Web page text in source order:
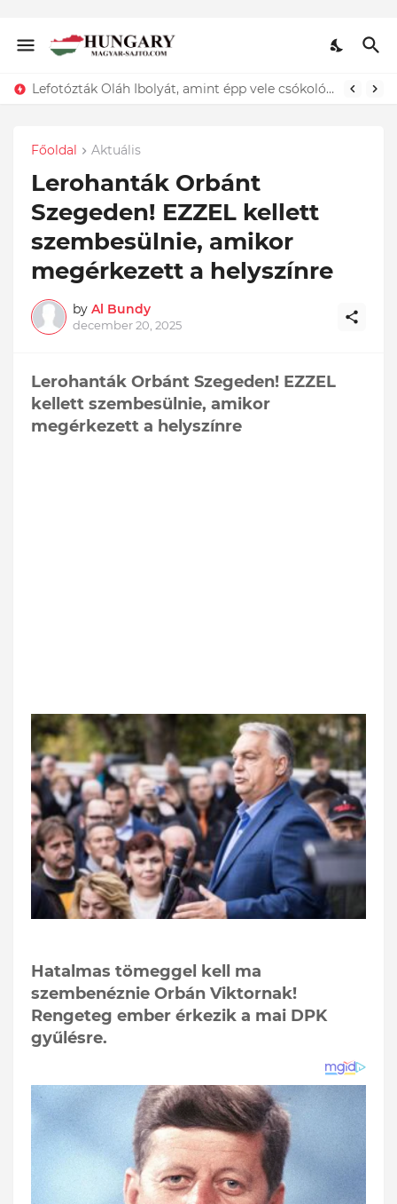
ÍGY búcsúzik szerelmétől! Hadas Kriszta férje EZT tette közzé
Főoldal Aktuális
Lerohanták Orbánt
Szegeden! EZZEL kellett
szembesülnie, amikor
megérkezett a helyszínre
by Al Bundy
december 20, 2025
Lerohanták Orbánt Szegeden! EZZEL
kellett szembesülnie, amikor
megérkezett a helyszínre
Hatalmas tömeggel kell ma
szembenéznie Orbán Viktornak!
Rengeteg ember érkezik a mai DPK
gyűlésre.